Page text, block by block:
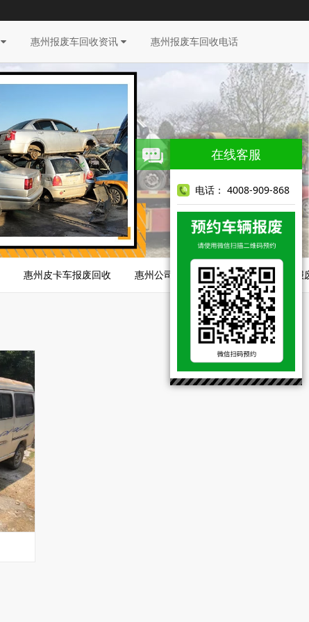
惠州报废车回收资讯 惠州报废车回收电话
惠州皮卡车报废回收 惠州公司车报废回收 惠州脱审车报
在线客服
电话： 4008-909-868